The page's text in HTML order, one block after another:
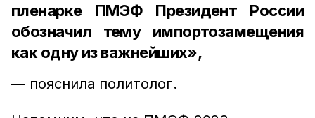
пленарке ПМЭФ Президент России
обозначил тему импортозамещения
как одну из важнейших»,
— пояснила политолог.